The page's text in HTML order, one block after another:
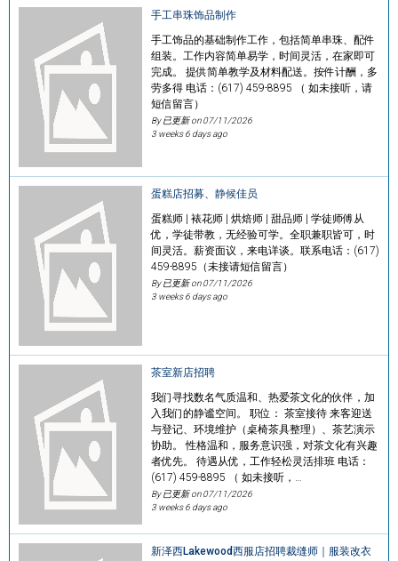
手工串珠饰品制作
手工饰品的基础制作工作，包括简单串珠、配件
组装。工作内容简单易学，时间灵活，在家即可
完成。 提供简单教学及材料配送。按件计酬，多
劳多得 电话：(617) 459-8895 （ 如未接听，请
短信留言）
By 已更新 on07/11/2026
3 weeks 6 days ago
蛋糕店招募、静候佳员
蛋糕师 | 裱花师 | 烘焙师 | 甜品师 | 学徒师傅从
优，学徒带教，无经验可学。全职兼职皆可，时
间灵活。薪资面议，来电详谈。联系电话：(617)
459-8895（未接请短信留言）
By 已更新 on07/11/2026
3 weeks 6 days ago
茶室新店招聘
我们寻找数名气质温和、热爱茶文化的伙伴，加
入我们的静谧空间。 职位： 茶室接待 来客迎送
与登记、环境维护（桌椅茶具整理）、茶艺演示
协助。 性格温和，服务意识强，对茶文化有兴趣
者优先。 待遇从优，工作轻松灵活排班 电话：
(617) 459-8895 （ 如未接听，…
By 已更新 on07/11/2026
3 weeks 6 days ago
新泽西Lakewood西服店招聘裁缝师｜服装改衣